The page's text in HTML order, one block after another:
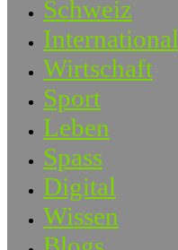
Schweiz
International
Wirtschaft
Sport
Leben
Spass
Digital
Wissen